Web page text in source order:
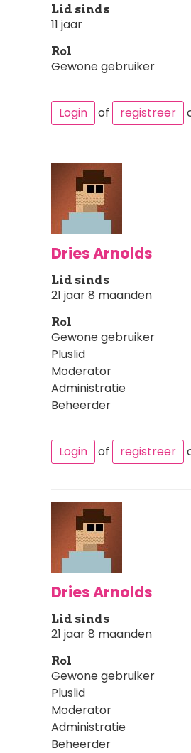
Lid sinds
11 jaar
Rol
Gewone gebruiker
Login of registreer
Dries Arnolds
Lid sinds
21 jaar 8 maanden
Rol
Gewone gebruiker
Pluslid
Moderator
Administratie
Beheerder
Login of registreer
Dries Arnolds
Lid sinds
21 jaar 8 maanden
Rol
Gewone gebruiker
Pluslid
Moderator
Administratie
Beheerder